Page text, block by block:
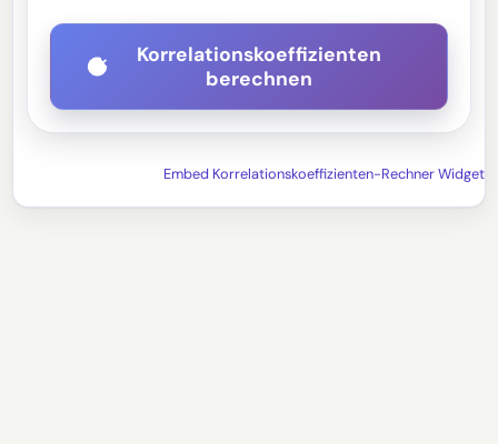
Korrelationskoeffizienten
berechnen
Embed Korrelationskoeffizienten-Rechner Widget